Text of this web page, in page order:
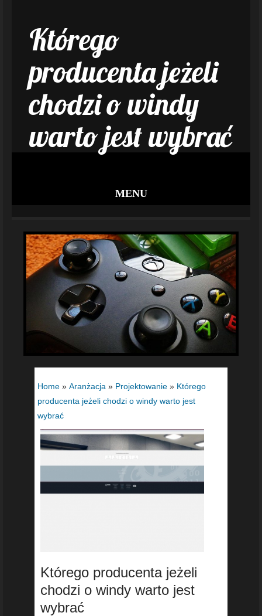
Którego
producenta jeżeli
chodzi o windy
warto jest wybrać
MENU
Home » Aranżacja » Projektowanie » Którego
producenta jeżeli chodzi o windy warto jest
wybrać
Którego producenta jeżeli
chodzi o windy warto jest
wybrać